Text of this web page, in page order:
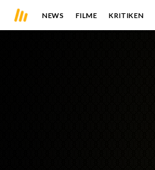
NEWS FILME KRITIKEN